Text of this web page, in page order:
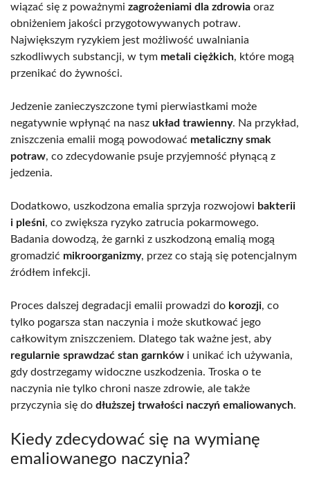
wiązać się z poważnymi zagrożeniami dla zdrowia oraz
obniżeniem jakości przygotowywanych potraw.
Największym ryzykiem jest możliwość uwalniania
szkodliwych substancji, w tym metali ciężkich, które mogą
przenikać do żywności.
Jedzenie zanieczyszczone tymi pierwiastkami może
negatywnie wpłynąć na nasz układ trawienny. Na przykład,
zniszczenia emalii mogą powodować metaliczny smak
potraw, co zdecydowanie psuje przyjemność płynącą z
jedzenia.
Dodatkowo, uszkodzona emalia sprzyja rozwojowi bakterii
i pleśni, co zwiększa ryzyko zatrucia pokarmowego.
Badania dowodzą, że garnki z uszkodzoną emalią mogą
gromadzić mikroorganizmy, przez co stają się potencjalnym
źródłem infekcji.
Proces dalszej degradacji emalii prowadzi do korozji, co
tylko pogarsza stan naczynia i może skutkować jego
całkowitym zniszczeniem. Dlatego tak ważne jest, aby
regularnie sprawdzać stan garnków i unikać ich używania,
gdy dostrzegamy widoczne uszkodzenia. Troska o te
naczynia nie tylko chroni nasze zdrowie, ale także
przyczynia się do dłuższej trwałości naczyń emaliowanych.
Kiedy zdecydować się na wymianę
emaliowanego naczynia?